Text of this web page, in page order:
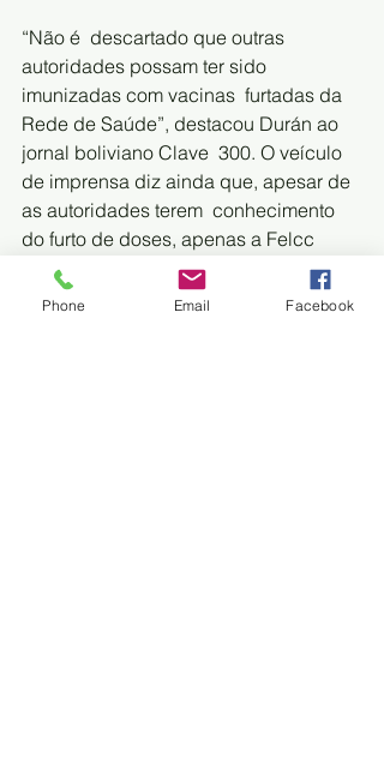
“Não é  descartado que outras
autoridades possam ter sido
imunizadas com vacinas  furtadas da
Rede de Saúde”, destacou Durán ao
jornal boliviano Clave  300. O veículo
de imprensa diz ainda que, apesar de
as autoridades terem  conhecimento
do furto de doses, apenas a Felcc
tomou providências.
Phone Email Facebook